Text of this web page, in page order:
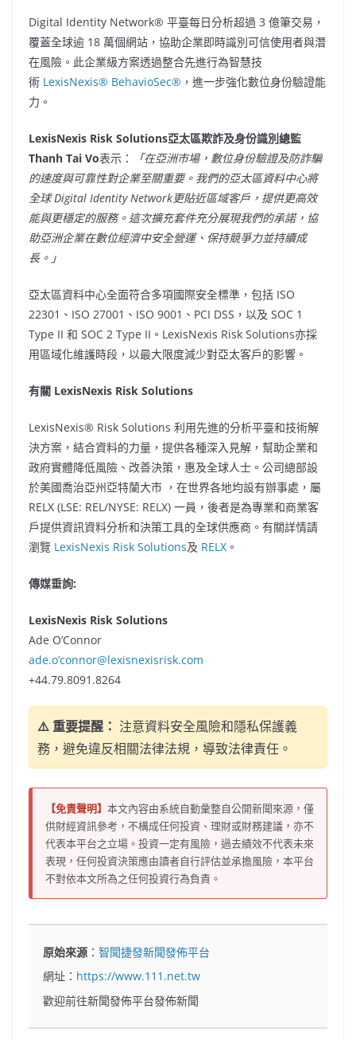
Digital Identity Network® 平臺每日分析超過 3 億筆交易，
覆蓋全球逾 18 萬個網站，協助企業即時識別可信使用者與潛
在風險。此企業級方案透過整合先進行為智慧技
術 LexisNexis® BehavioSec® ，進一步強化數位身份驗證能
力。
LexisNexis Risk Solutions亞太區欺詐及身份識別總監
Thanh Tai Vo表示：
「在亞洲市場，數位身份驗證及防詐騙
的速度與可靠性對企業至關重要。我們的亞太區資料中心將
全球Digital Identity Network更貼近區域客戶，提供更高效
能與更穩定的服務。這次擴充套件充分展現我們的承諾，協
助亞洲企業在數位經濟中安全營運、保持競爭力並持續成
長。」
亞太區資料中心全面符合多項國際安全標準，包括 ISO
22301、ISO 27001、ISO 9001、PCI DSS，以及 SOC 1
Type II 和 SOC 2 Type II。LexisNexis Risk Solutions亦採
用區域化維護時段，以最大限度減少對亞太客戶的影響。
有關 LexisNexis Risk Solutions
LexisNexis® Risk Solutions 利用先進的分析平臺和技術解
決方案，結合資料的力量，提供各種深入見解，幫助企業和
政府實體降低風險、改善決策，惠及全球人士。公司總部設
於美國喬治亞州亞特蘭大市 ，在世界各地均設有辦事處，屬
RELX (LSE: REL/NYSE: RELX) 一員，後者是為專業和商業客
戶提供資訊資料分析和決策工具的全球供應商。有關詳情請
瀏覽 LexisNexis Risk Solutions及 RELX 。
傳媒垂詢:
LexisNexis Risk Solutions
Ade O’Connor
ade.o’connor@lexisnexisrisk.com
+44.79.8091.8264
⚠️ 重要提醒： 注意資料安全風險和隱私保護義
務，避免違反相關法律法規，導致法律責任。
【免責聲明】 本文內容由系統自動彙整自公開新聞來源，僅
供財經資訊參考，不構成任何投資、理財或財務建議，亦不
代表本平台之立場。投資一定有風險，過去績效不代表未來
表現，任何投資決策應由讀者自行評估並承擔風險，本平台
不對依本文所為之任何投資行為負責。
原始來源 ：智聞捷發新聞發佈平台
網址： https://www.111.net.tw
歡迎前往新聞發佈平台發佈新聞